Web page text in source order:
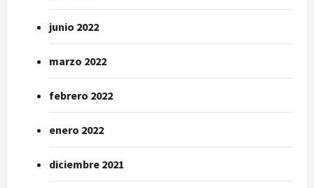
junio 2022
marzo 2022
febrero 2022
enero 2022
diciembre 2021